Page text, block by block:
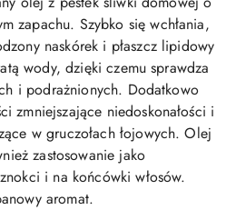
zapachu. Szybko się wchłania,
naskórek i płaszcz lipidowy
wody, dzięki czemu sprawdza
i podrażnionych. Dodatkowo
zmniejszające niedoskonałości i
w gruczołach łojowych. Olej
zastosowanie jako
i na końcówki włosów.
aromat.